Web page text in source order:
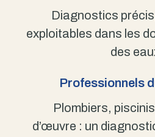
Diagnostics
exploitables dans les
des
Professionnels
Plombiers,
d’œuvre : un